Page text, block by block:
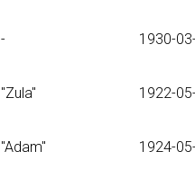
- 1930-
"Zula" 1922-
"Adam" 1924-